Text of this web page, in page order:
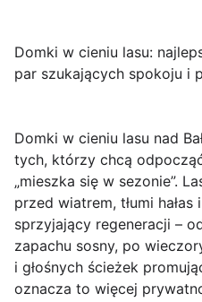
Domki w cieniu lasu:
par szukających spokoju i
Domki w cieniu lasu nad
tych, którzy chcą
„mieszka się w sezonie”.
przed wiatrem, tłumi
sprzyjający regeneracji –
zapachu sosny, po
i głośnych ścieżek
oznacza to więcej